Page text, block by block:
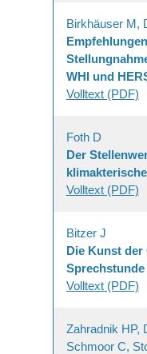
Birkhäuser M,
WHI und
Volltext (PDF)
Foth D
Der
Volltext (PDF)
Bitzer J
Die Kunst
Sprechstunde
Volltext (PDF)
Zahradnik HP,
Schmoor C,